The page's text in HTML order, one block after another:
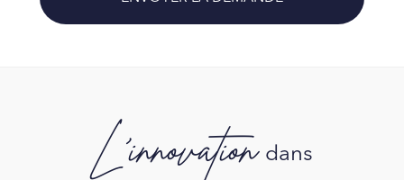
L'innovation dans